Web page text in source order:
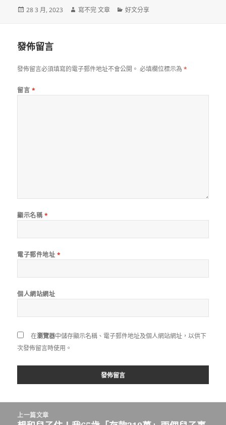
發
28 3 月, 2023
作
寫不完 文章
分
好文分享
發佈留言
發佈留言必須填寫的電子郵件地址不會公開。 必填欄位標示為*
留言 *
顯示名稱 *
電子郵件地址 *
個人網站網址
在瀏覽器中儲存顯示名稱、電子郵件地址及個人網站網址，以供下
次發佈留言時使用。
上一篇文章